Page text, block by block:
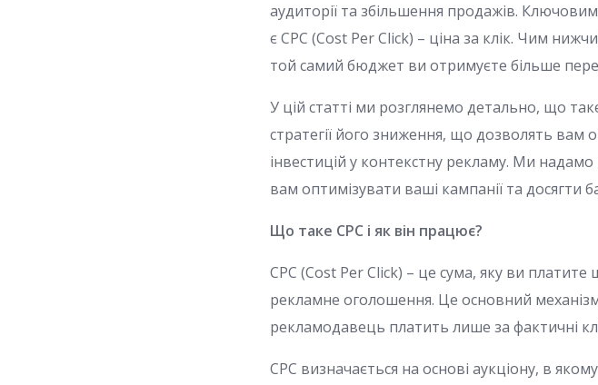
аудиторії та збільшення продажів.
є CPC (Cost Per Click) – ціна за клік. Чим
той самий бюджет ви отримуєте більше
У цій статті ми розглянемо детально, що
стратегії його зниження, що дозволять
інвестицій у контекстну рекламу. Ми
вам оптимізувати ваші кампанії та досягти
Що таке CPC і як він працює?
CPC (Cost Per Click) – це сума, яку ви
рекламне оголошення. Це основний
рекламодавець платить лише за фактичні
CPC визначається на основі аукціону, в